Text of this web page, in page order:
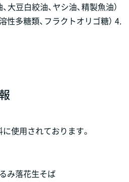
大豆白絞油、ヤシ油、精製魚油）
性多糖類、フラクトオリゴ糖） 4.
使用されております。
み落花生そば